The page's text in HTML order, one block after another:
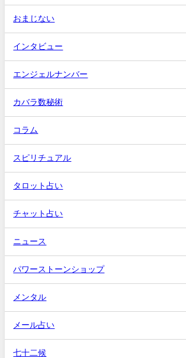
おまじない
インタビュー
エンジェルナンバー
カバラ数秘術
コラム
スピリチュアル
タロット占い
チャット占い
ニュース
パワーストーンショップ
メンタル
メール占い
七十二候